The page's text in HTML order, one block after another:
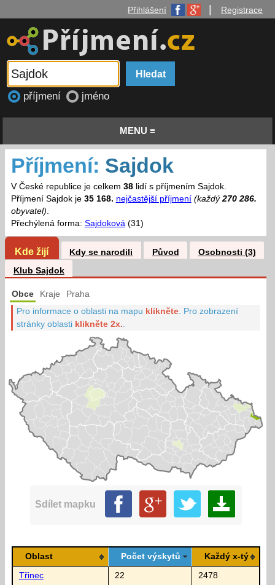
Přihlášení Registrace
příjmení jméno
MENU ≡
Příjmení: Sajdok
V České republice je celkem 38lidí s příjmením Sajdok.
Příjmení Sajdok je 35 168. nejčastější příjmení (každý270 286.
obyvatel).
Přechýlená forma: Sajdoková(31)
Kde žijí Kdy se narodili Původ
Osobnosti (3)
Klub Sajdok
Obce Kraje Praha
Pro informace o oblasti na mapu klikněte Pro zobrazení
stránky oblasti klikněte 2x.
Sdílet mapku
Oblast Počet výskytů Každý x-tý
Třinec 22 2478